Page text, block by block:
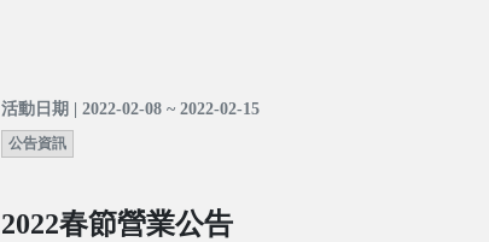
活動日期 | 2022-02-08 ~ 2022-02-15
公告資訊
2022春節營業公告